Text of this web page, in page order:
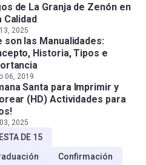
de La Granja de Zenón en
Calidad
2025
son las Manualidades:
Historia, Tipos e
06, 2019
Santa para Imprimir y
(HD) Actividades para
2025
DE 15
Confirmación